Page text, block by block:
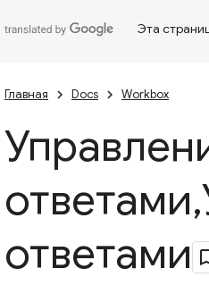
Эта
Главная Docs Workbox
ответами,
ответами